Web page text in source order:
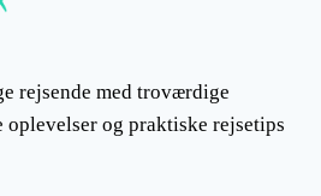
rejsende med troværdige
oplevelser og praktiske rejsetips